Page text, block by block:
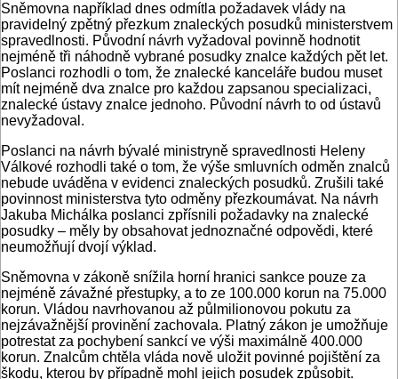
Sněmovna například dnes odmítla požadavek vlády na
pravidelný zpětný přezkum znaleckých posudků ministerstvem
spravedlnosti. Původní návrh vyžadoval povinně hodnotit
nejméně tři náhodně vybrané posudky znalce každých pět let.
Poslanci rozhodli o tom, že znalecké kanceláře budou muset
mít nejméně dva znalce pro každou zapsanou specializaci,
znalecké ústavy znalce jednoho. Původní návrh to od ústavů
nevyžadoval.
Poslanci na návrh bývalé ministryně spravedlnosti Heleny
Válkové rozhodli také o tom, že výše smluvních odměn znalců
nebude uváděna v evidenci znaleckých posudků. Zrušili také
povinnost ministerstva tyto odměny přezkoumávat. Na návrh
Jakuba Michálka poslanci zpřísnili požadavky na znalecké
posudky – měly by obsahovat jednoznačné odpovědi, které
neumožňují dvojí výklad.
Sněmovna v zákoně snížila horní hranici sankce pouze za
nejméně závažné přestupky, a to ze 100.000 korun na 75.000
korun. Vládou navrhovanou až půlmilionovou pokutu za
nejzávažnější provinění zachovala. Platný zákon je umožňuje
potrestat za pochybení sankcí ve výši maximálně 400.000
korun. Znalcům chtěla vláda nově uložit povinné pojištění za
škodu, kterou by případně mohl jejich posudek způsobit.